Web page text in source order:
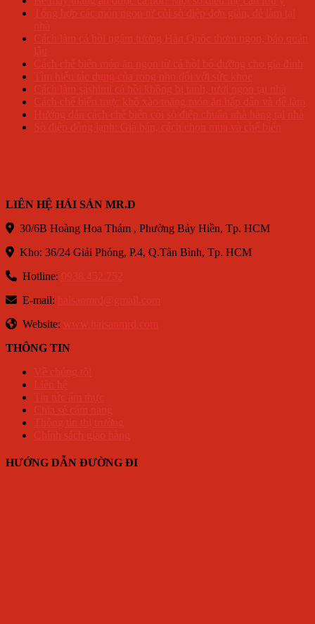
LIÊN HỆ HẢI SẢN MR.D
30/6B Hoàng Hoa Thám , Phường Bảy Hiền, Tp. HCM
Kho: 36/24 Giải Phóng, P.4, Q.Tân Bình, Tp. HCM
Hotline:
E-mail:
Website:
THÔNG TIN
HƯỚNG DẪN ĐƯỜNG ĐI